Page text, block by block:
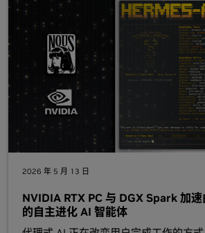
2026 年 5 月 13 日
NVIDIA RTX PC 与 DGX Spark 加
的自主进化 AI 智能体